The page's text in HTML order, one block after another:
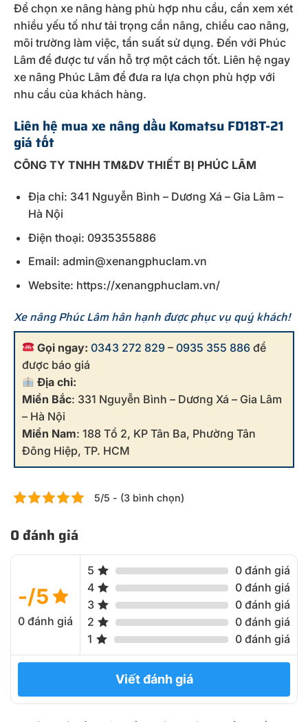
Để chọn xe nâng hàng phù hợp nhu cầu, cần xem xét
nhiều yếu tố như tải trọng cần nâng, chiều cao nâng,
môi trường làm việc, tần suất sử dụng. Đến với Phúc
Lâm để được tư vấn hỗ trợ một cách tốt. Liên hệ ngay
xe nâng Phúc Lâm để đưa ra lựa chọn phù hợp với
nhu cầu của khách hàng.
Liên hệ mua xe nâng dầu Komatsu FD18T-21
giá tốt
CÔNG TY TNHH TM&DV THIẾT BỊ PHÚC LÂM
Địa chỉ: 341 Nguyễn Bình – Dương Xá – Gia Lâm –
Hà Nội
Điện thoại: 0935355886
Email: admin@xenangphuclam.vn
Website: https://xenangphuclam.vn/
Xe nâng Phúc Lâm hân hạnh được phục vụ quý khách!
Gọi ngay: 0343 272 829 –0935 355 886 để
được báo giá
Địa chỉ:
Miền Bắc: 331 Nguyễn Bình – Dương Xá – Gia Lâm
– Hà Nội
Miền Nam: 188 Tổ 2, KP Tân Ba, Phường Tân
Đông Hiệp, TP. HCM
5/5 - (3 bình chọn)
0 đánh giá
-/5
0 đánh giá
5
0 đánh giá
4
0 đánh giá
3
0 đánh giá
2
0 đánh giá
1
0 đánh giá
Viết đánh giá